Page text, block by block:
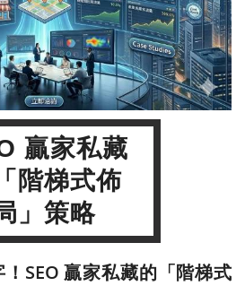
贏家私藏
階梯式佈
」策略
SEO 贏家私藏的「階梯式